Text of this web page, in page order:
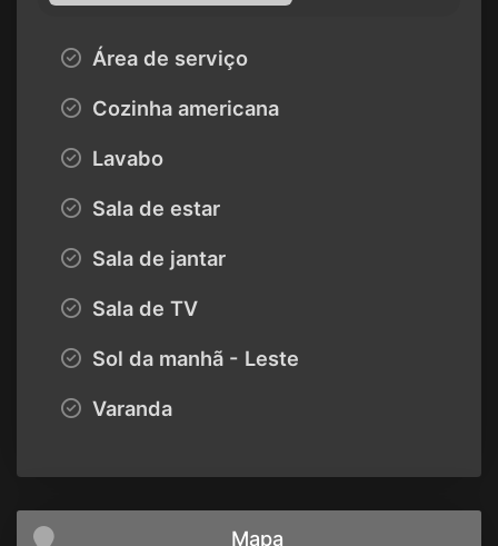
Área de serviço
Cozinha americana
Lavabo
Sala de estar
Sala de jantar
Sala de TV
Sol da manhã - Leste
Varanda
Mapa